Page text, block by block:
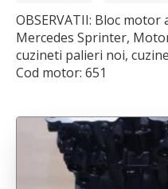
OBSERVATII: Bloc
Mercedes Sprinter,
cuzineti palieri noi,
Cod motor: 651